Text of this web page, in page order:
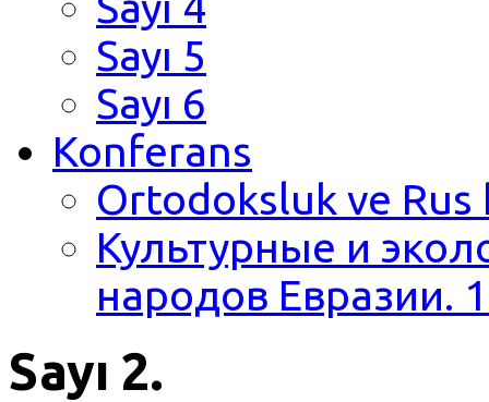
Sayı 5
Sayı 6
Konferans
Ortodoksluk ve Rus
Культурные и
народов Евразии.
Sayı 2.